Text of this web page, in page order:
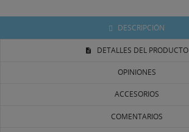
DESCRIPCIÓN
DETALLES DEL PRODUCTO
OPINIONES
ACCESORIOS
COMENTARIOS